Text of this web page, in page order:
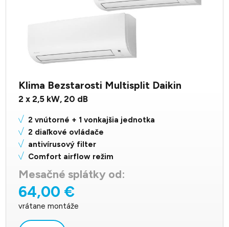
Klima Bezstarosti Multisplit Daikin
2 x 2,5 kW,20 dB
2 vnútorné + 1 vonkajšia jednotka
2 diaľkové ovládače
antivírusový filter
Comfort airflow režim
Mesačné splátky od:
64,00 €
vrátane montáže